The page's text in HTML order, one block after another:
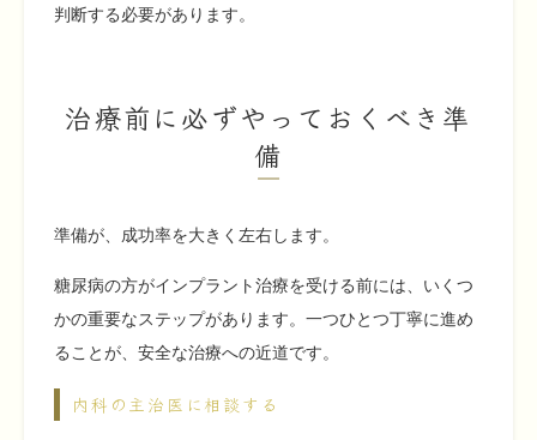
判断する必要があります。
治療前に必ずやっておくべき準
備
準備が、成功率を大きく左右します。
糖尿病の方がインプラント治療を受ける前には、いくつ
かの重要なステップがあります。一つひとつ丁寧に進め
ることが、安全な治療への近道です。
内科の主治医に相談する